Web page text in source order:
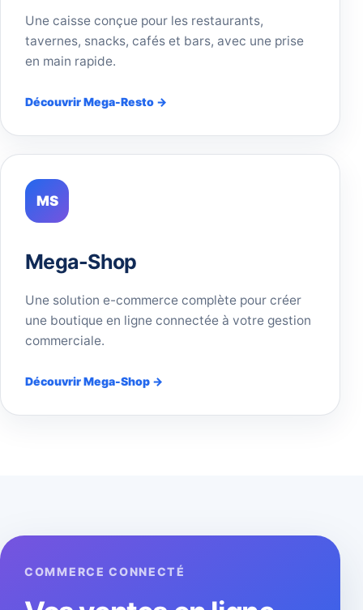
Une caisse conçue pour les restaurants,
tavernes, snacks, cafés et bars, avec une prise
en main rapide.
Découvrir Mega-Resto →
MS
Mega-Shop
Une solution e-commerce complète pour créer
une boutique en ligne connectée à votre gestion
commerciale.
Découvrir Mega-Shop →
COMMERCE CONNECTÉ